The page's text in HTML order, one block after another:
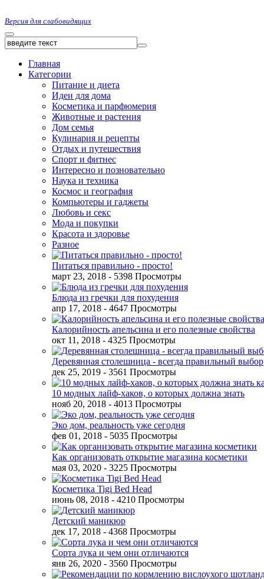
Версия для слабовидящих
Главная
Категории
Питание и диета
Идеи для дома
Косметика и парфюмерия
Животные и растения
Дом семья
Кулинария и рецепты
Отдых и путешествия
Спорт и фитнес
Интересно и позновательно
Наука и техника
Космос и география
Компьютеры и гаджеты
Любовь и секс
Мода и покупки
Красота и здоровье
Разное
Питаться правильно - просто!
март 23, 2018 - 5398 Просмотры
Блюда из гречки для похудения
апр 17, 2018 - 4647 Просмотры
Калорийность апельсина и его полезные свойства
окт 11, 2018 - 4325 Просмотры
Деревянная столешница - всегда правильный выбор
дек 25, 2019 - 3561 Просмотры
10 модных лайф-хаков, о которых должна знать
нояб 20, 2018 - 4013 Просмотры
Эко дом, реальность уже сегодня
фев 01, 2018 - 5035 Просмотры
Как организовать открытие магазина косметики
мая 03, 2020 - 3225 Просмотры
Косметика Tigi Bed Head
июнь 08, 2018 - 4210 Просмотры
Детский маникюр
дек 17, 2018 - 4368 Просмотры
Сорта лука и чем они отличаются
янв 26, 2020 - 3560 Просмотры